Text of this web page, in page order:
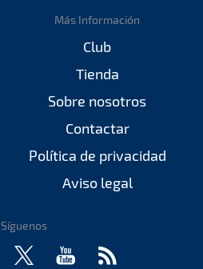
Más Información
Club
Tienda
Sobre nosotros
Contactar
Política de privacidad
Aviso legal
Síguenos